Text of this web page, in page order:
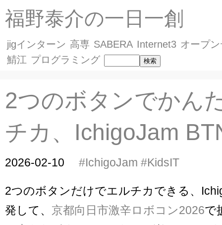
福野泰介の一日一創
jigインターン 高専 SABERA Internet3 オープ
鯖江 プログラミング
2つのボタンでかん
チカ、IchigoJam
2026-02-10 #IchigoJam #KidsIT
2つのボタンだけでエルチカできる、
発して、 京都向日市激辛ロボコン2026で